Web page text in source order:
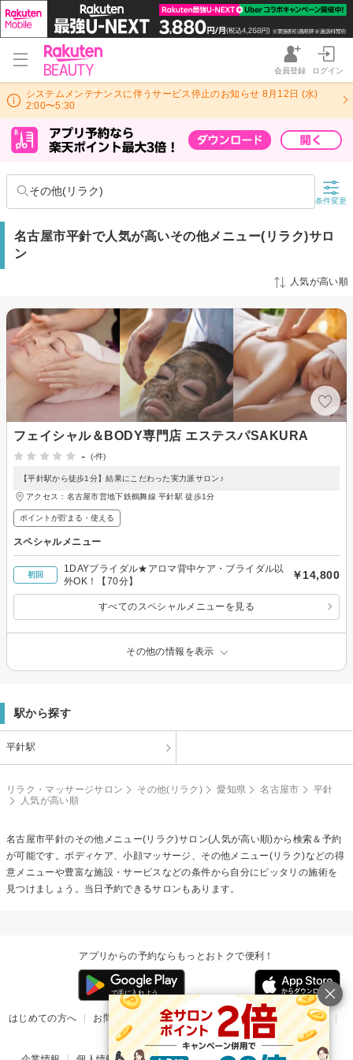
会員登録 ログイン
システムメンテナンスに伴うサービス停止のお知らせ 8月12日 (水)
2:00〜5:30
その他(リラク)
条件変更
名古屋市平針で人気が高いその他メニュー(リラク)サロ
ン
人気が高い順
フェイシャル＆BODY専門店 エステスパSAKURA
-
(-件)
【平針駅から徒歩1分】結果にこだわった実力派サロン♪
アクセス：名古屋市営地下鉄鶴舞線 平針駅 徒歩1分
ポイントが貯まる・使える
スペシャルメニュー
初回
1DAYブライダル★アロマ背中ケア・ブライダル以
外OK！【70分】
￥14,800
すべてのスペシャルメニューを見る
その他の情報を表示
駅から探す
平針駅
リラク・マッサージサロン その他(リラク) 愛知県 名古屋市
平針
人気が高い順
名古屋市平針のその他メニュー(リラク)サロン(人気が高い順)から検索＆予約
が可能です。ボディケア、小顔マッサージ、その他メニュー(リラク)などの得
意メニューや豊富な施設・サービスなどの条件から自分にピッタリの施術を
見つけましょう。当日予約できるサロンもあります。
アプリからの予約ならもっとおトクで便利！
はじめての方へ お問い合わせ ヘルプ リリース情報
利用規約
掲載ご希望のサロン様